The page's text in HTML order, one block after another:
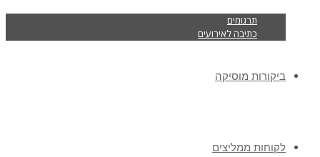
תרגומים
כתיבה לאירועים
ביקורות מוסיקה
לקוחות ממליצים